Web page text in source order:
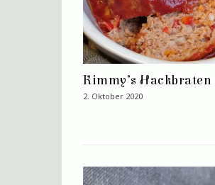
Kimmy’s Hackbraten
2. Oktober 2020